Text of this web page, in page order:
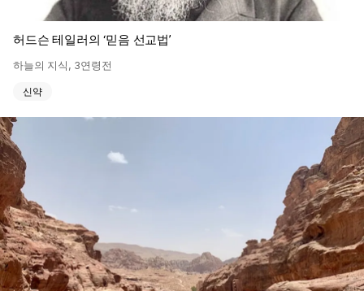
허드슨 테일러의 ‘믿음 선교법’
하늘의 지식, 3연령전
신약